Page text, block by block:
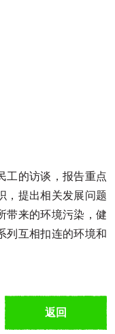
工的访谈，报告重点
，提出相关发展问题
带来的环境污染，健
列互相扣连的环境和
返回